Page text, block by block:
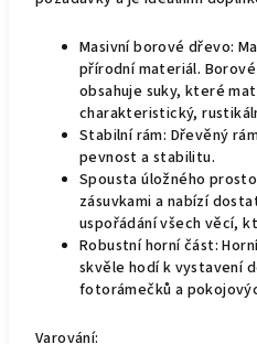
Masivní borové dřevo:
přírodní materiál.
obsahuje suky, které
charakteristický,
Stabilní rám: Dřevěný
pevnost a stabilitu.
Spousta úložného
zásuvkami a nabízí
uspořádání všech věcí,
Robustní horní část:
skvěle hodí k vystavení
fotorámečků a
Varování: